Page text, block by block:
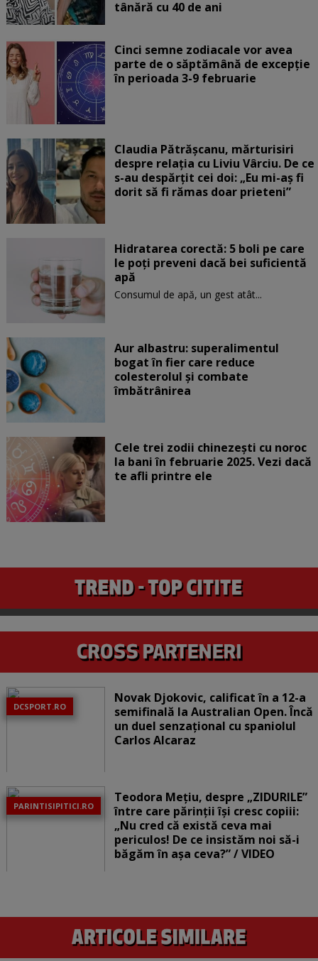
tânără cu 40 de ani
Cinci semne zodiacale vor avea
parte de o săptămână de excepție
în perioada 3-9 februarie
Claudia Pătrășcanu, mărturisiri
despre relația cu Liviu Vârciu. De ce
s-au despărțit cei doi: „Eu mi-aș fi
dorit să fi rămas doar prieteni”
Hidratarea corectă: 5 boli pe care
le poți preveni dacă bei suficientă
apă
Consumul de apă, un gest atât...
Aur albastru: superalimentul
bogat în fier care reduce
colesterolul și combate
îmbătrânirea
Cele trei zodii chinezești cu noroc
la bani în februarie 2025. Vezi dacă
te afli printre ele
DCSPORT.RO
Novak Djokovic, calificat în a 12-a
semifinală la Australian Open. Încă
un duel senzațional cu spaniolul
Carlos Alcaraz
PARINTISIPITICI.RO
Teodora Mețiu, despre „ZIDURILE”
între care părinții își cresc copiii:
„Nu cred că există ceva mai
periculos! De ce insistăm noi să-i
băgăm în așa ceva?” / VIDEO